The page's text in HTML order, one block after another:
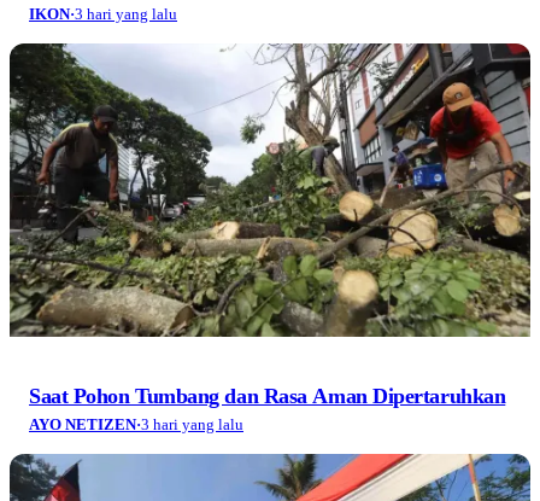
IKON·3 hari yang lalu
Saat Pohon Tumbang dan Rasa Aman Dipertaruhkan
AYO NETIZEN·3 hari yang lalu